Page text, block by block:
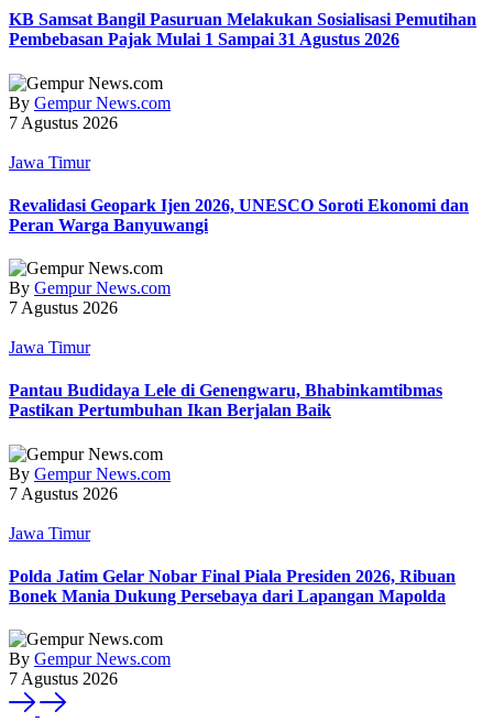
KB Samsat Bangil Pasuruan Melakukan Sosialisasi Pemutihan
Pembebasan Pajak Mulai 1 Sampai 31 Agustus 2026
By Gempur News.com
7 Agustus 2026
Jawa Timur
Revalidasi Geopark Ijen 2026, UNESCO Soroti Ekonomi dan
Peran Warga Banyuwangi
By Gempur News.com
7 Agustus 2026
Jawa Timur
Pantau Budidaya Lele di Genengwaru, Bhabinkamtibmas
Pastikan Pertumbuhan Ikan Berjalan Baik
By Gempur News.com
7 Agustus 2026
Jawa Timur
Polda Jatim Gelar Nobar Final Piala Presiden 2026, Ribuan
Bonek Mania Dukung Persebaya dari Lapangan Mapolda
By Gempur News.com
7 Agustus 2026